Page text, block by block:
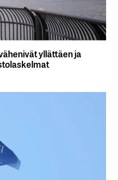
yllättäen ja